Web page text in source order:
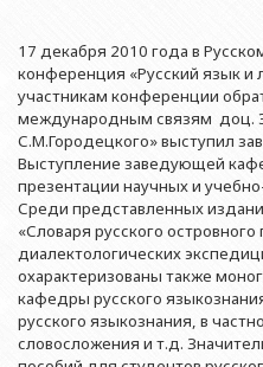
Членство БГУ в
Гранты и проекты
Ректоры
Выпускники БГУ
Почетные доктора
Образование в БГУ
Перечень специальностей
Знаменательные даты в
Деканы
Профсоюзный
Учебно-
17 декабря 2010 года в
конференция «Русский язык и
участникам конференции
международным связям доц.
С.М.Городецкого» выступил
Выступление заведующей
презентации научных и
Среди представленных
«Словаря русского
диалектологических
охарактеризованы также
кафедры русского
русского языкознания, в
словосложения и т.д.